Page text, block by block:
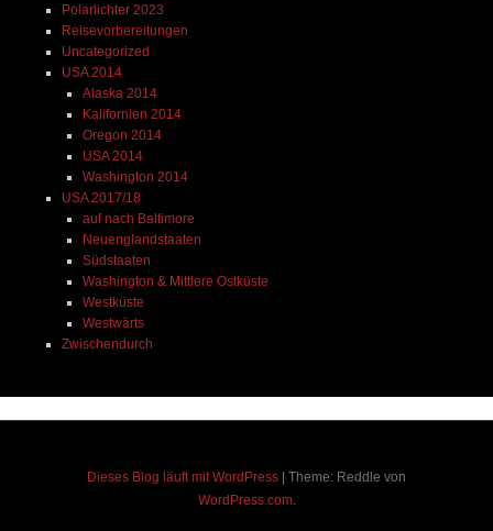
Polarlichter 2023
Reisevorbereitungen
Uncategorized
USA 2014
Alaska 2014
Kalifornien 2014
Oregon 2014
USA 2014
Washington 2014
USA 2017/18
auf nach Baltimore
Neuenglandstaaten
Südstaaten
Washington & Mittlere Ostküste
Westküste
Westwärts
Zwischendurch
Dieses Blog läuft mit WordPress | Theme: Reddle von
WordPress.com.